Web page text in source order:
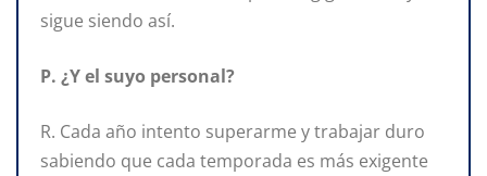
sigue siendo así.
P. ¿Y el suyo personal?
R. Cada año intento superarme y trabajar duro
sabiendo que cada temporada es más exigente